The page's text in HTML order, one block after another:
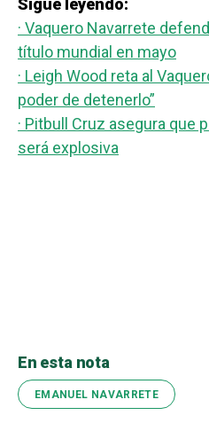
Sigue leyendo:
· Vaquero Navarrete
título mundial en mayo
· Leigh Wood reta al
poder de detenerlo”
· Pitbull Cruz asegura que
será explosiva
En esta nota
EMANUEL NAVARRETE